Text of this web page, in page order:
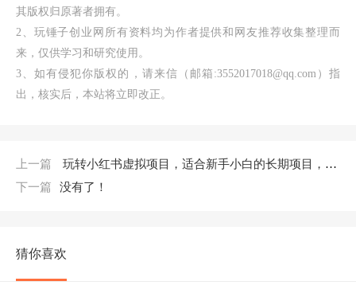
其版权归原著者拥有。
2、玩锤子创业网所有资料均为作者提供和网友推荐收集整理而
来，仅供学习和研究使用。
3、如有侵犯你版权的，请来信（邮箱:3552017018@qq.com）指
出，核实后，本站将立即改正。
上一篇
玩转小红书虚拟项目，适合新手小白的长期项目，日入500＋（附带最全资料270G）
下一篇
没有了！
猜你喜欢